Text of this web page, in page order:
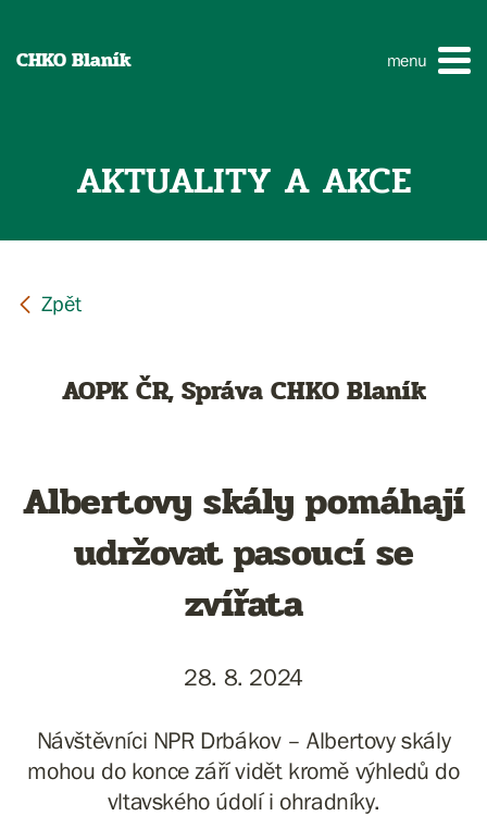
CHKO Blaník menu
AKTUALITY A AKCE
AOPK ČR, Správa CHKO Blaník
Albertovy skály pomáhají
udržovat pasoucí se
zvířata
28. 8. 2024
Návštěvníci NPR Drbákov – Albertovy skály
mohou do konce září vidět kromě výhledů do
vltavského údolí i ohradníky.